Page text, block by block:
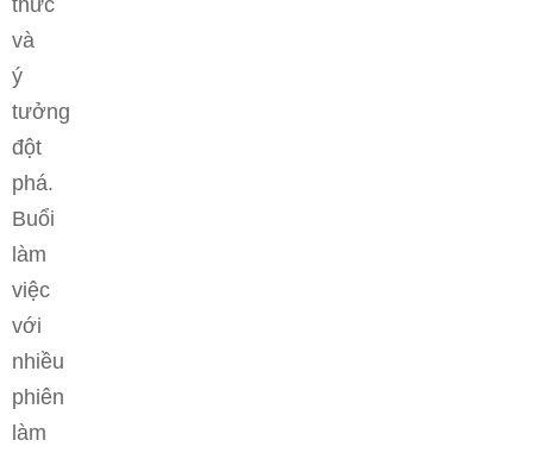
thức
và
ý
tưởng
đột
phá.
Buổi
làm
việc
với
nhiều
phiên
làm